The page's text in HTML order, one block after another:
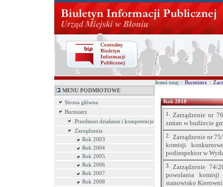
MENU PODMIOTOWE
Strona główna
Burmistrz
Przedmiot działania i kompetencje
Zarządzenia
Rok 2003
Rok 2004
Rok 2005
Rok 2006
Rok 2007
Rok 2008
Jesteś tutaj :: Burmistrz ::
Rok 2018
1.
Zarządzenie nr
zmian w budżecie
2.
Zarządzenie nr
komisji
podinspektor w
3.
Zarządzenie
powołania
stanowisko